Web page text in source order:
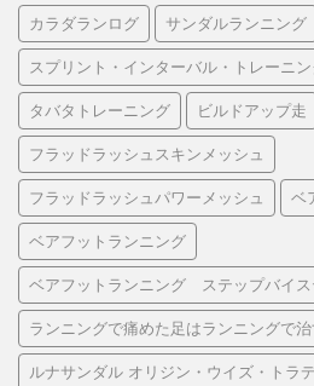
カラダランログ サンダルランニング
スプリント・インターバル・トレーニ
タバタトレーニング ビルドアップ走
フラッドラッシュスキンメッシュ
フラッドラッシュパワーメッシュ ベ
ベアフットランニング
ベアフットランニング ステップバイス
ランニングで痛めた足はランニングで治
ルナサンダル オリジン・ウイズ・トラ